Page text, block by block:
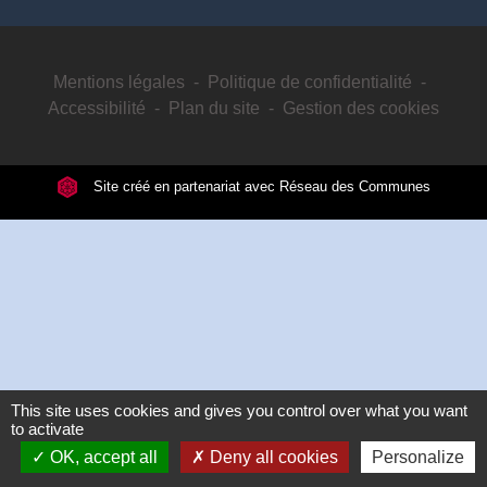
Mentions légales - Politique de confidentialité -
Accessibilité - Plan du site - Gestion des cookies
Site créé en partenariat avec Réseau des Communes
This site uses cookies and gives you control over what you want
to activate
OK, accept all
Deny all cookies Personalize